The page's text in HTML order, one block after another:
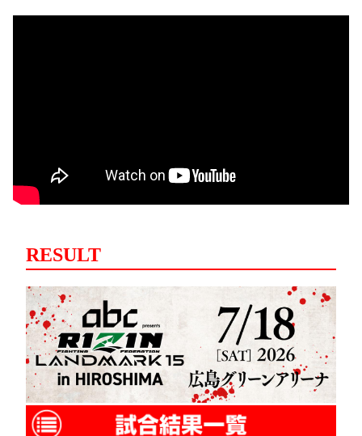
RESULT